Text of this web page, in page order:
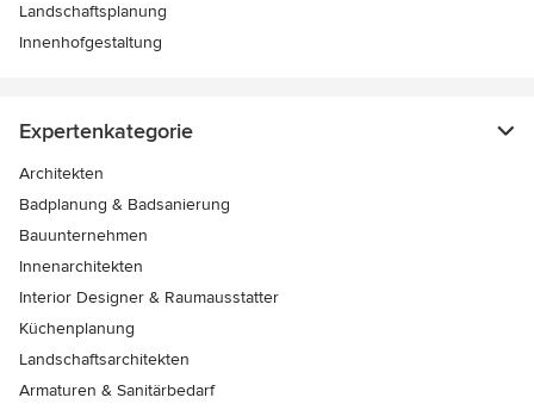
Landschaftsplanung
Innenhofgestaltung
Expertenkategorie
Architekten
Badplanung & Badsanierung
Bauunternehmen
Innenarchitekten
Interior Designer & Raumausstatter
Küchenplanung
Landschaftsarchitekten
Armaturen & Sanitärbedarf